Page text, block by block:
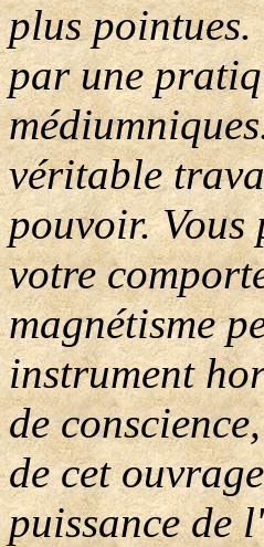
plus
par une
véritable
pouvoir. Vous
votre
magnétisme
instrument
de
de cet
puissance de